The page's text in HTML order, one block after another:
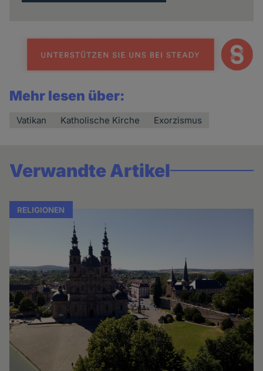
Mehr lesen über:
Vatikan Katholische Kirche Exorzismus
Verwandte Artikel
RELIGIONEN